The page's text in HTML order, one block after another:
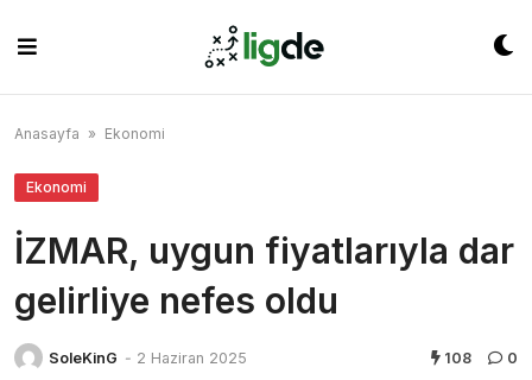
content
Anasayfa » Ekonomi
Ekonomi
İZMAR, uygun fiyatlarıyla dar
gelirliye nefes oldu
SoleKinG - 2 Haziran 2025 108 0